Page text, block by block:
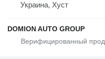
Украина, Хуст
DOMION AUTO GROUP